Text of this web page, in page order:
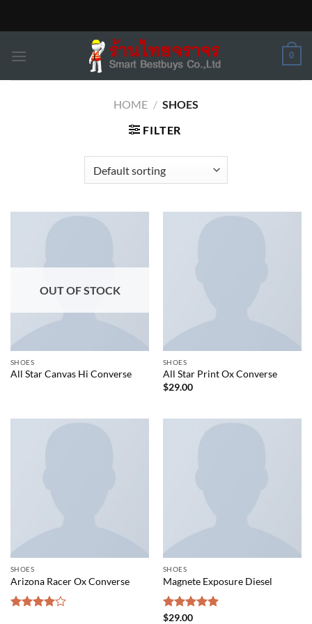
0
HOME / SHOES
FILTER
OUT OF STOCK
SHOES
All Star Canvas Hi Converse
SHOES
All Star Print Ox Converse
$29.00
SHOES
Arizona Racer Ox Converse
SHOES
Magnete Exposure Diesel
Rated
$29.00